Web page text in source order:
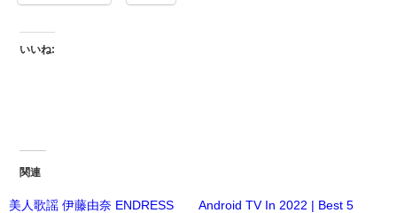
いいね:
関連
美人歌謡 伊藤由奈 ENDRESS
Android TV In 2022 | Best 5